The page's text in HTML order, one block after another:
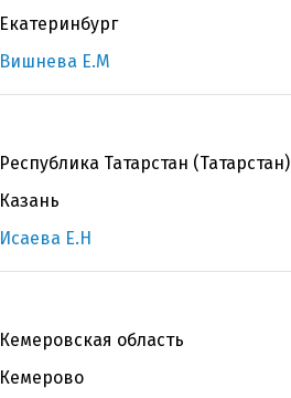
Екатеринбург
Вишнева Е.М
Республика Татарстан (Татарстан)
Казань
Исаева Е.Н
Кемеровская область
Кемерово